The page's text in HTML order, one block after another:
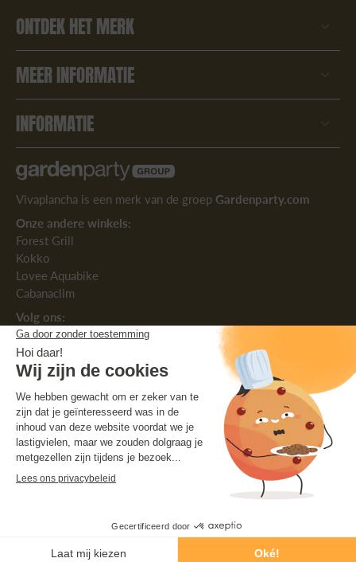
ONTDEK HET MERK
MEER INFORMATIE
INFORMATIE
Vivaplancha is een merk van de groep Gardenparty.com
Onze andere winkels:
Forest Grill
Kokko
Lovee Aquabike
Cabanaclim
Volg ons:
Nederlands
België ‎(EUR €)‎
© 2026,Vivaplancha.
Auteursrecht. Alle rechten voorbehouden.